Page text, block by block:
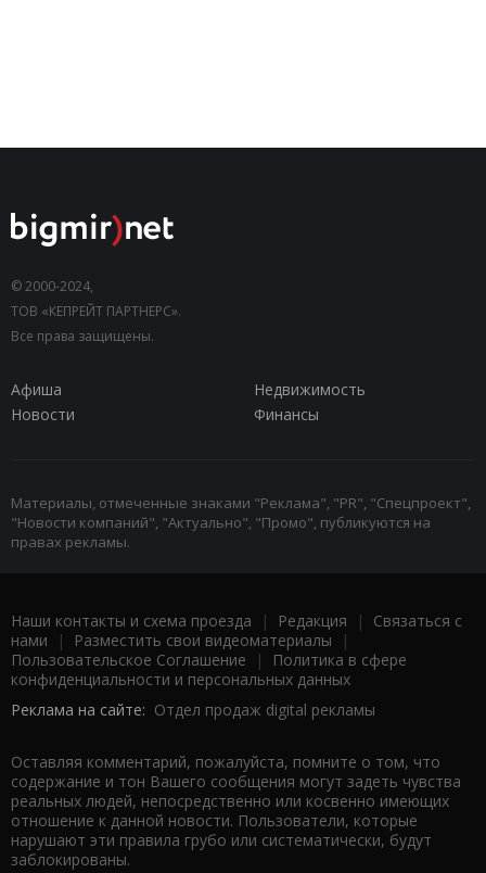
© 2000-2024,
ТОВ «КЕПРЕЙТ ПАРТНЕРС».
Все права защищены.
Афиша
Недвижимость
Новости
Финансы
Материалы, отмеченные знаками "Реклама", "PR", "Спецпроект",
"Новости компаний", "Актуально", "Промо", публикуются на
правах рекламы.
Наши контакты и схема проезда | Редакция | Связаться с
нами | Разместить свои видеоматериалы |
Пользовательское Соглашение |
Политика в сфере
конфиденциальности и персональных данных
Реклама на сайте: Отдел продаж digital рекламы
Оставляя комментарий, пожалуйста, помните о том, что
содержание и тон Вашего сообщения могут задеть чувства
реальных людей, непосредственно или косвенно имеющих
отношение к данной новости. Пользователи, которые
нарушают эти правила грубо или систематически, будут
заблокированы.